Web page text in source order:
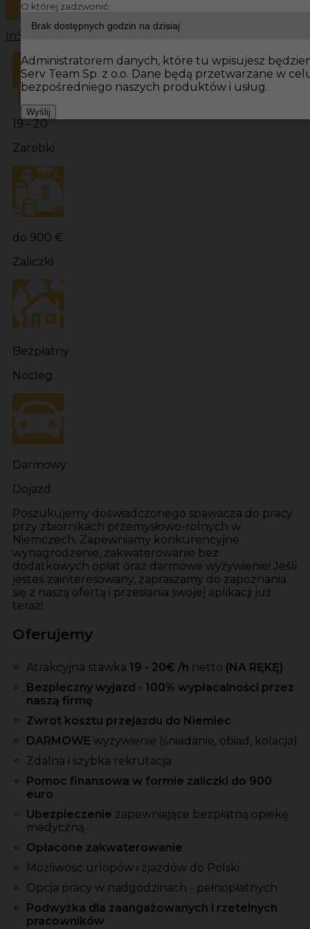
InServ Oferty pracy
19 - 20
Zarobki
do 900 €
Zaliczki
Bezpłatny
Nocleg
Darmowy
Dojazd
Poszukujemy doświadczonego spawacza do pracy
przy zbiornikach przemysłowo-rolnych w
Niemczech. Zapewniamy konkurencyjne
wynagrodzenie, zakwaterowanie bez
dodatkowych opłat oraz darmowe wyżywienie! Jeśli
jesteś zainteresowany, zapraszamy do zapoznania
się z naszą ofertą i przesłania swojej aplikacji już
teraz!
Oferujemy
Atrakcyjna stawka 19 - 20€ /h netto (NA RĘKĘ)
Bezpieczny wyjazd - 100% wypłacalności przez
naszą firmę
Zwrot kosztu przejazdu do Niemiec
DARMOWE wyżywienie (śniadanie, obiad, kolacja)
Zdalna i szybka rekrutacja
Pomoc finansowa w formie zaliczki do 900
euro
Ubezpieczenie zapewniające bezpłatną opiekę
medyczną
Opłacone zakwaterowanie
Możliwość urlopów i zjazdów do Polski
Opcja pracy w nadgodzinach - pełnopłatnych
Podwyżka dla zaangażowanych i rzetelnych
pracowników
O której zadzwonić:
Administratorem danych, które tu wpisujesz
Serv Team Sp. z o.o. Dane będą przetwarzane w
bezpośredniego naszych produktów i usług.
Wyślij